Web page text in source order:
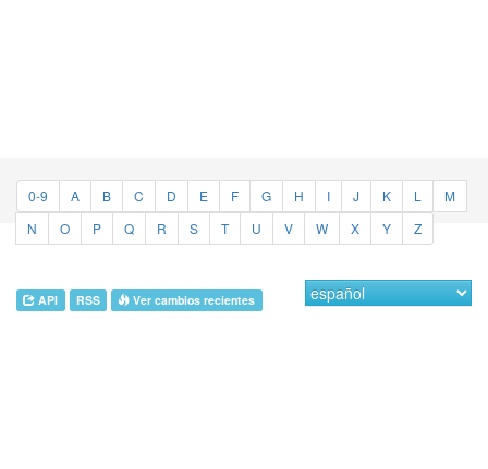
0-9 A B C D E F G H I J K L
M
N
O P Q R S T U V W X Y Z
API RSS Ver cambios recientes